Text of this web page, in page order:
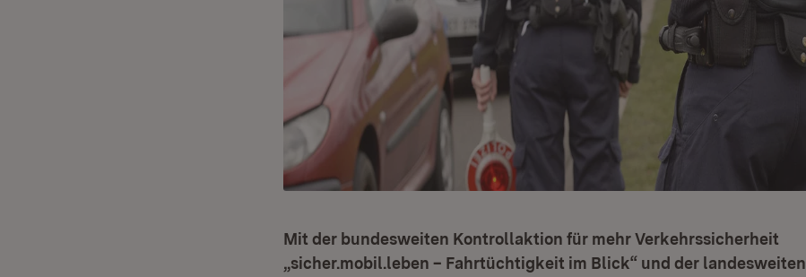
Mit der bundesweiten Kontrollaktion für mehr Verkehrssicherheit
„sicher.mobil.leben – Fahrtüchtigkeit im Blick“ und der landesweiten